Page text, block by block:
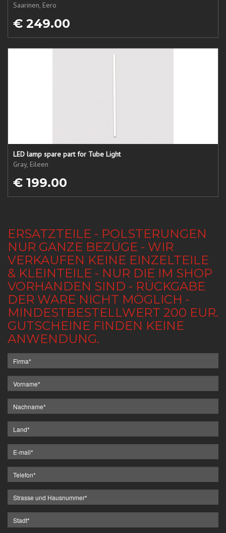
Saarinen, Eero
€ 249.00
LED lamp spare part for Tube Light
Gray, Eileen
€ 199.00
ERSATZTEILE - POLSTERUNGEN
NUR GANZE BEZÜGE - WIR
VERKAUFEN KEINE EINZELTEILE
& KLEINTEILE - NUR DIE IM SHOP
VORHANDEN SIND - RÜCKGABE
DER WARE NICHT MÖGLICH -
MINDESTBESTELLWERT 200 EUR.
GUTSCHEINE FINDEN KEINE
ANWENDUNG.